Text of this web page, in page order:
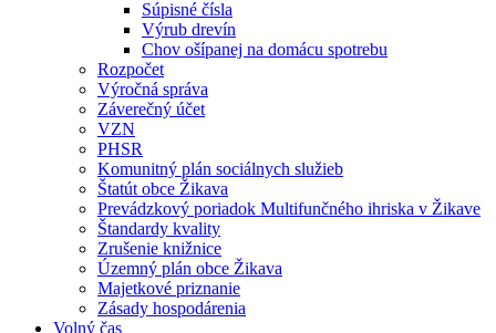
Súpisné čísla
Výrub drevín
Chov ošípanej na domácu spotrebu
Rozpočet
Výročná správa
Záverečný účet
VZN
PHSR
Komunitný plán sociálnych služieb
Štatút obce Žikava
Prevádzkový poriadok Multifunčného ihriska v Žikave
Štandardy kvality
Zrušenie knižnice
Územný plán obce Žikava
Majetkové priznanie
Zásady hospodárenia
Volný čas